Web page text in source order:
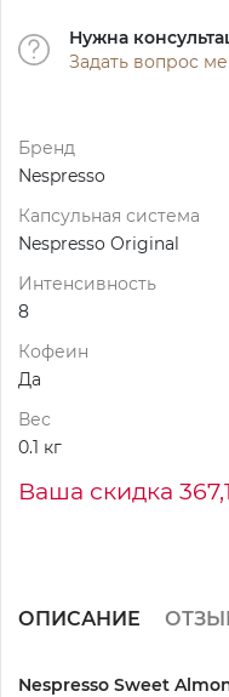
Нужна
Задать вопрос
Бренд
Nespresso
Капсульная система
Nespresso Original
Интенсивность
8
Кофеин
Да
Вес
0.1 кг
Ваша скидка
ОПИСАНИЕ
Nespresso Sweet